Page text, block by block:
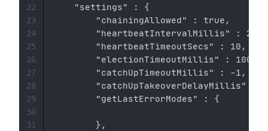
    "settings" : {
        "chainingAllowed" : true,
"heartbeatIntervalMillis" :
        "heartbeatTimeoutSecs" : 10,
        "electionTimeoutMillis" : 10000,
        "catchUpTimeoutMillis" : -1,
"catchUpTakeoverDelayMillis" :
        "getLastErrorModes" : {
        },
22
23
24
25
26
27
28
29
30
31